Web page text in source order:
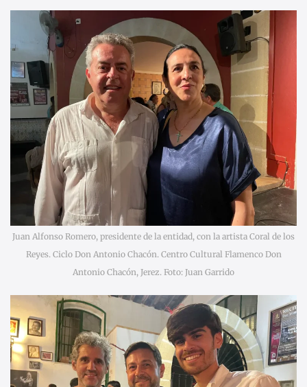
Juan Alfonso Romero, presidente de la entidad, con la artista Coral de los
Reyes. Ciclo Don Antonio Chacón. Centro Cultural Flamenco Don
Antonio Chacón, Jerez. Foto: Juan Garrido